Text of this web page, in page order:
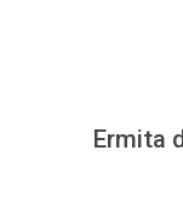
Ermita